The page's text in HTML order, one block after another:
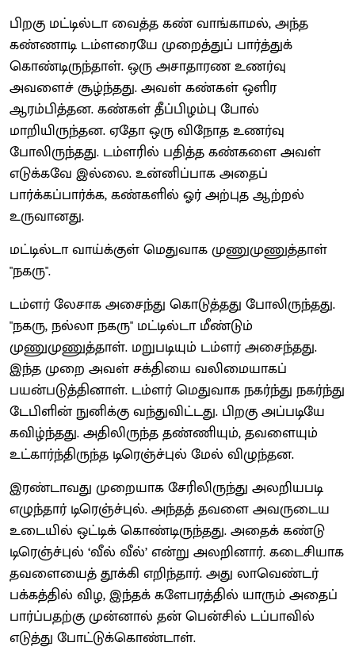
பிறகு மட்டில்டா வைத்த கண் வாங்காமல், அந்த
கண்ணாடி டம்ளரையே முறைத்துப் பார்த்துக்
கொண்டிருந்தாள். ஒரு அசாதாரண உணர்வு
அவளைச் சூழ்ந்தது. அவள் கண்கள் ஒளிர
ஆரம்பித்தன. கண்கள் தீப்பிழம்பு போல்
மாறியிருந்தன. ஏதோ ஒரு விநோத உணர்வு
போலிருந்தது. டம்ளரில் பதித்த கண்களை அவள்
எடுக்கவே இல்லை. உன்னிப்பாக அதைப்
பார்க்கப்பார்க்க, கண்களில் ஓர் அற்புத ஆற்றல்
உருவானது.
மட்டில்டா வாய்க்குள் மெதுவாக முணுமுணுத்தாள்
"நகரு".
டம்ளர் லேசாக அசைந்து கொடுத்தது போலிருந்தது.
"நகரு, நல்லா நகரு" மட்டில்டா மீண்டும்
முணுமுணுத்தாள். மறுபடியும் டம்ளர் அசைந்தது.
இந்த முறை அவள் சக்தியை வலிமையாகப்
பயன்படுத்தினாள். டம்ளர் மெதுவாக நகர்ந்து நகர்ந்து
டேபிளின் நுனிக்கு வந்துவிட்டது. பிறகு அப்படியே
கவிழ்ந்தது. அதிலிருந்த தண்ணியும், தவளையும்
உட்கார்ந்திருந்த டிரெஞ்ச்புல் மேல் விழுந்தன.
இரண்டாவது முறையாக சேரிலிருந்து அலறியபடி
எழுந்தார் டிரெஞ்ச்புல். அந்தத் தவளை அவருடைய
உடையில் ஒட்டிக் கொண்டிருந்தது. அதைக் கண்டு
டிரெஞ்ச்புல் ‘வீல் வீல்’ என்று அலறினார். கடைசியாக
தவளையைத் தூக்கி எறிந்தார். அது லாவெண்டர்
பக்கத்தில் விழ, இந்தக் களேபரத்தில் யாரும் அதைப்
பார்ப்பதற்கு முன்னால் தன் பென்சில் டப்பாவில்
எடுத்து போட்டுக்கொண்டாள்.